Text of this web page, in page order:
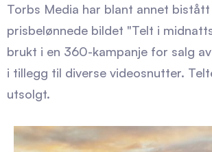
Torbs Media har blant annet
prisbelønnede bildet "Telt i
brukt i en 360-kampanje for salg
i tillegg til diverse videosnutter.
utsolgt.